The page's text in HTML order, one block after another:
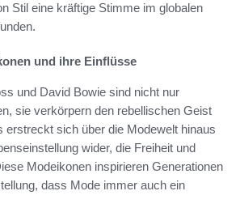
Stil eine kräftige Stimme im globalen
und ihre Einflüsse
und David Bowie sind nicht nur
sie verkörpern den rebellischen Geist
erstreckt sich über die Modewelt hinaus
wider, die Freiheit und
Modeikonen inspirieren Generationen
dass Mode immer auch ein